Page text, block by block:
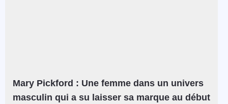
Mary Pickford : Une femme dans un univers
masculin qui a su laisser sa marque au début